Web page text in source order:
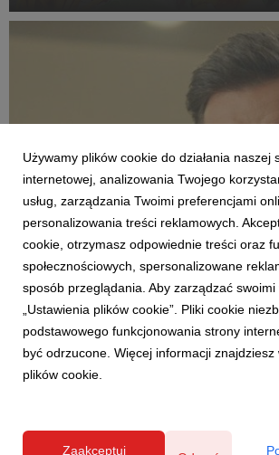
zmienią zwykłe spotkanie na świeżym ...
AKTUALNOŚCI
Modne, stylowe, ładne – nie
Agata o różnych kategoriach
produktów w nowej reklamie
12 czerwca 2026
Percepcja wysokiej ceny nie zawsze jest
rzeczywistością – szczególnie jeśli mowa o
tej znanej z życia sytuacji odwołuje się w
Używamy plików cookie do działania naszej
internetowej, analizowania Twojego
usług, zarządzania Twoimi preferencjami
personalizowania treści reklamowych.
cookie, otrzymasz odpowiednie treści oraz
społecznościowych, spersonalizowane
sposób przeglądania. Aby zarządzać
„Ustawienia plików cookie”. Pliki cookie
podstawowego funkcjonowania strony
być odrzucone. Więcej informacji znajdziesz
plików cookie.
Zaakceptuj